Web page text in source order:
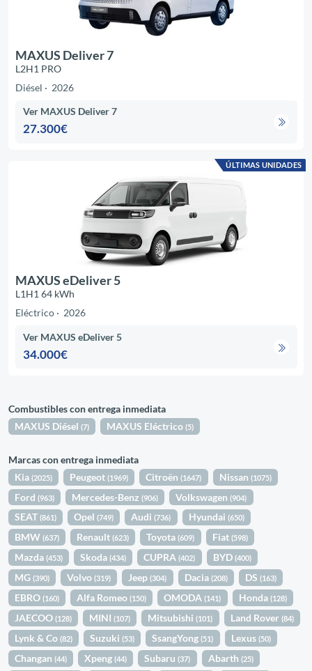
MAXUS Deliver 7
L2H1 PRO
Diésel
2026
Ver MAXUS Deliver 7
27.300€
ÚLTIMAS UNIDADES
MAXUS eDeliver 5
L1H1 64 kWh
Eléctrico
2026
Ver MAXUS eDeliver 5
34.000€
Combustibles con entrega inmediata
MAXUS Diésel(7) MAXUS Eléctrico(5)
Marcas con entrega inmediata
Kia(2025) Peugeot(1969) Citroën(1647) Nissan (1075)
Ford(963) Mercedes-Benz(906) Volkswagen(904)
SEAT(861) Opel(749) Audi(736) Hyundai (650)
BMW(637) Renault(623) Toyota(609) Fiat (598)
Mazda(453) Skoda(434) CUPRA(402) BYD (400)
MG(390) Volvo(319) Jeep(304) Dacia (208) DS (163)
EBRO(160) Alfa Romeo(150) OMODA(141) Honda (128)
JAECOO(128) MINI(107) Mitsubishi(101) Land Rover (84)
Lynk & Co(82) Suzuki(53) SsangYong(51) Lexus (50)
Changan(44) Xpeng(44) Subaru(37) Abarth (25)